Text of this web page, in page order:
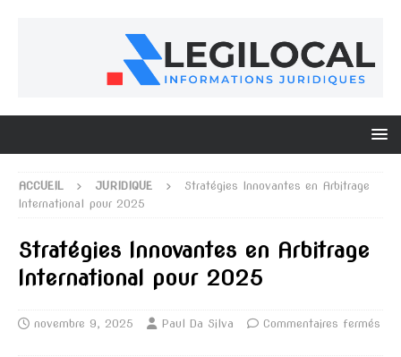
ACCUEIL JURIDIQUE
Stratégies Innovantes en Arbitrage
International pour 2025
Stratégies Innovantes en Arbitrage
International pour 2025
novembre 9, 2025 Paul Da Silva Commentaires fermés